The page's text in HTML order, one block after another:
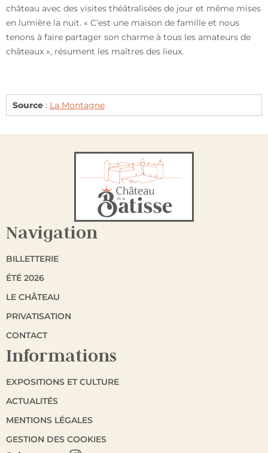
château avec des visites théâtralisées de jour et même mises
en lumière la nuit. « C’est une maison de famille et nous
tenons à faire partager son charme à tous les amateurs de
châteaux », résument les maîtres des lieux.
Source : La Montagne
Navigation
BILLETTERIE
ÉTÉ 2026
LE CHÂTEAU
PRIVATISATION
CONTACT
Informations
EXPOSITIONS ET CULTURE
ACTUALITÉS
MENTIONS LÉGALES
GESTION DES COOKIES